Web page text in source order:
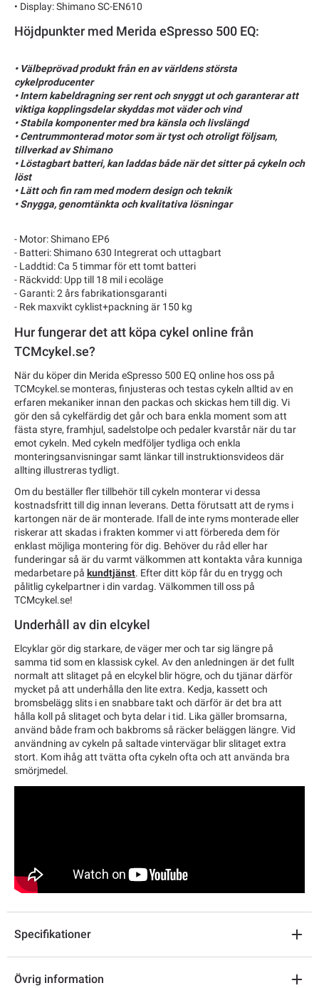
• Display: Shimano SC-EN610
Höjdpunkter med Merida eSpresso 500 EQ:
• Välbeprövad produkt från en av världens största
cykelproducenter
• Intern kabeldragning ser rent och snyggt ut och garanterar att
viktiga kopplingsdelar skyddas mot väder och vind
• Stabila komponenter med bra känsla och livslängd
• Centrummonterad motor som är tyst och otroligt följsam,
tillverkad av Shimano
• Löstagbart batteri, kan laddas både när det sitter på cykeln och
löst
• Lätt och fin ram med modern design och teknik
• Snygga, genomtänkta och kvalitativa lösningar
- Motor: Shimano EP6
- Batteri: Shimano 630 Integrerat och uttagbart
- Laddtid: Ca 5 timmar för ett tomt batteri
- Räckvidd: Upp till 18 mil i ecoläge
- Garanti: 2 års fabrikationsgaranti
- Rek maxvikt cyklist+packning är 150 kg
Hur fungerar det att köpa cykel online från
TCMcykel.se?
När du köper din Merida eSpresso 500 EQ online hos oss på
TCMcykel.se monteras, finjusteras och testas cykeln alltid av en
erfaren mekaniker innan den packas och skickas hem till dig. Vi
gör den så cykelfärdig det går och bara enkla moment som att
fästa styre, framhjul, sadelstolpe och pedaler kvarstår när du tar
emot cykeln. Med cykeln medföljer tydliga och enkla
monteringsanvisningar samt länkar till instruktionsvideos där
allting illustreras tydligt.
Om du beställer fler tillbehör till cykeln monterar vi dessa
kostnadsfritt till dig innan leverans. Detta förutsatt att de ryms i
kartongen när de är monterade. Ifall de inte ryms monterade eller
riskerar att skadas i frakten kommer vi att förbereda dem för
enklast möjliga montering för dig. Behöver du råd eller har
funderingar så är du varmt välkommen att kontakta våra kunniga
medarbetare på kundtjänst. Efter ditt köp får du en trygg och
pålitlig cykelpartner i din vardag. Välkommen till oss på
TCMcykel.se!
Underhåll av din elcykel
Elcyklar gör dig starkare, de väger mer och tar sig längre på
samma tid som en klassisk cykel. Av den anledningen är det fullt
normalt att slitaget på en elcykel blir högre, och du tjänar därför
mycket på att underhålla den lite extra. Kedja, kassett och
bromsbelägg slits i en snabbare takt och därför är det bra att
hålla koll på slitaget och byta delar i tid. Lika gäller bromsarna,
använd både fram och bakbroms så räcker beläggen längre. Vid
användning av cykeln på saltade vintervägar blir slitaget extra
stort. Kom ihåg att tvätta ofta cykeln ofta och att använda bra
smörjmedel.
Specifikationer
Övrig information